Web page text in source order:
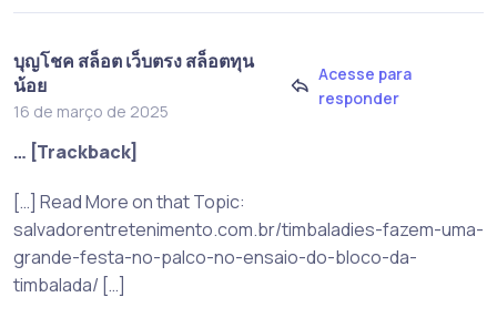
บุญโชค สล็อต เว็บตรง สล็อตทุน
น้อย
16 de março de 2025
Acesse para
responder
… [Trackback]
[…] Read More on that Topic:
salvadorentretenimento.com.br/timbaladies-fazem-uma-
grande-festa-no-palco-no-ensaio-do-bloco-da-
timbalada/ […]